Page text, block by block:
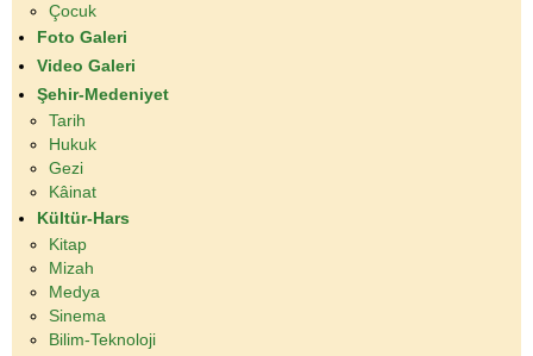
Çocuk
Foto Galeri
Video Galeri
Şehir-Medeniyet
Tarih
Hukuk
Gezi
Kâinat
Kültür-Hars
Kitap
Mizah
Medya
Sinema
Bilim-Teknoloji